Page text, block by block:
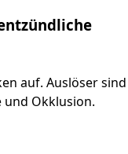
auf. Auslöser sind
und Okklusion.